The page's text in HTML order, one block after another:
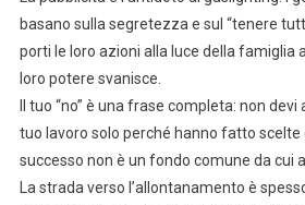
basano sulla segretezza e sul “tenere
porti le loro azioni alla luce della famiglia
loro potere svanisce.
Il tuo “no” è una frase completa: non
tuo lavoro solo perché hanno fatto scelte
successo non è un fondo comune da cui
La strada verso l’allontanamento è